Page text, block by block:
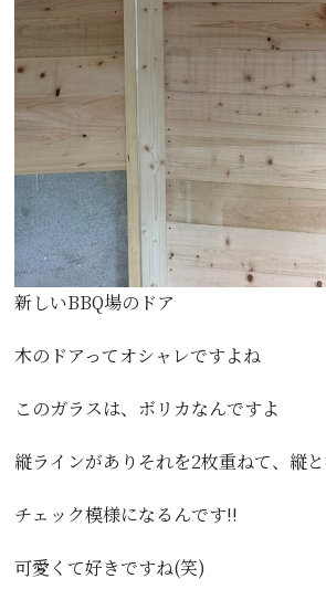
新しいBBQ場のドア
木のドアってオシャレですよね
このガラスは、ボリカなんですよ
縦ラインがありそれを2枚重ねて、縦
チェック模様になるんです!!
可愛くて好きですね(笑)